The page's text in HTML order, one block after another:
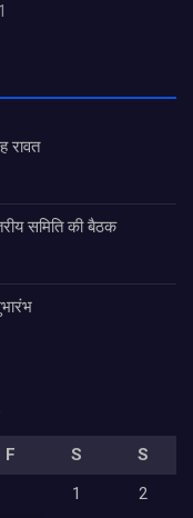
रावत
समिति की बैठक
F S
S
1
2